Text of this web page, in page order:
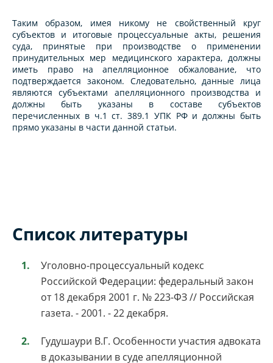
Таким образом, имея никому не свойственный круг
субъектов и итоговые процессуальные акты, решения
суда, принятые при производстве о применении
принудительных мер медицинского характера, должны
иметь право на апелляционное обжалование, что
подтверждается законом. Следовательно, данные лица
являются субъектами апелляционного производства и
должны быть указаны в составе субъектов
перечисленных в ч.1 ст. 389.1 УПК РФ и должны быть
прямо указаны в части данной статьи.
Список литературы
Уголовно-процессуальный кодекс
Российской Федерации: федеральный закон
от 18 декабря 2001 г. № 223-ФЗ // Российская
газета. - 2001. - 22 декабря.
Гудушаури В.Г. Особенности участия адвоката
в доказывании в суде апелляционной